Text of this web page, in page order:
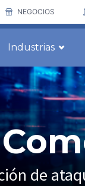
NEGOCIOS
Industrias
de